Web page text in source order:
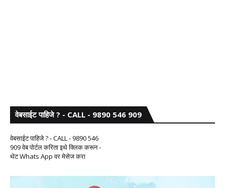
वेबसाईट पाहिजे ? - CALL - 9890 546 909
वेबसाईट पाहिजे ? - CALL - 9890 546
909 वेब पोर्टल करिता इथे क्लिक करून -
थेट Whats App वर मेसेज करा